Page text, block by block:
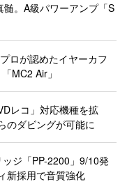
髄。A級パワーアンプ「S
ロが認めたイヤーカフ
MC2 Air」
レコ」対応機種を拡
のダビングが可能に
ジ「PP-2200」9/10発
新採用で音質強化